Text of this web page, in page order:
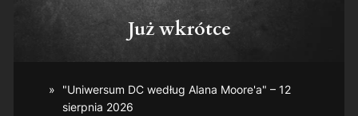
Już wkrótce
"Uniwersum DC według Alana Moore'a" – 12
sierpnia 2026